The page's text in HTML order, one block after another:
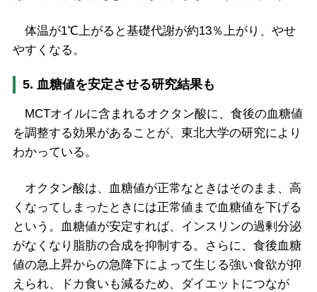
体温が1℃上がると基礎代謝が約13％上がり、やせ
やすくなる。
5. 血糖値を安定させる研究結果も
MCTオイルに含まれるオクタン酸に、食後の血糖値
を調整する効果があることが、東北大学の研究により
わかっている。
オクタン酸は、血糖値が正常なときはそのまま、高
くなってしまったときには正常値まで血糖値を下げる
という。血糖値が安定すれば、インスリンの過剰分泌
がなくなり脂肪の合成を抑制する。さらに、食後血糖
値の急上昇からの急降下によって生じる強い食欲が抑
えられ、ドカ食いも減るため、ダイエットにつなが